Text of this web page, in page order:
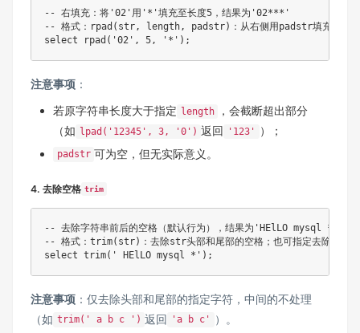
-- 右填充：将'02'用'*'填充至长度5，结果为'02***'
-- 格式：rpad(str, length, padstr)：从右侧用padstr填充str至
注意事项 ：
若原字符串长度大于指定 length
，会截断超出部分
（如 lpad('12345', 3, '0') 返回 '123' ）；
padstr 可为空，但无实际意义。
4. 去除空格 trim
-- 去除字符串前后的空格（默认行为），结果为'HElLO mysql *'
-- 格式：trim(str)：去除str头部和尾部的空格；也可指定去除
注意事项 ：仅去除头部和尾部的指定字符，中间的不处理
（如 trim(' a b c ') 返回 'a b c' ）。